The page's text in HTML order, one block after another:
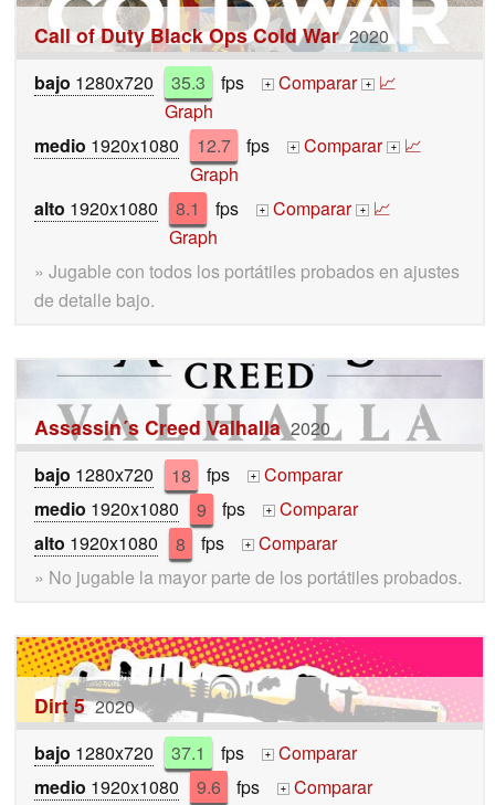
Call of Duty Black Ops Cold War 2020
bajo 1280x720 35.3 fps + Comparar + 📈
Graph
medio 1920x1080 12.7 fps + Comparar + 📈
Graph
alto 1920x1080 8.1 fps + Comparar + 📈
Graph
» Jugable con todos los portátiles probados en ajustes
de detalle bajo.
Assassin´s Creed Valhalla 2020
bajo 1280x720 18 fps +
Comparar
medio 1920x1080 9 fps +
Comparar
alto 1920x1080 8 fps +
Comparar
» No jugable la mayor parte de los portátiles probados.
Dirt 5 2020
bajo 1280x720 37.1 fps +
Comparar
medio 1920x1080 9.6 fps +
Comparar